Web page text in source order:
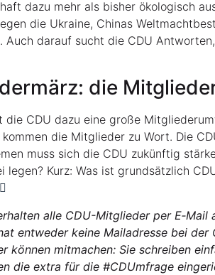
dazu mehr als bis­her öko­lo­gisch
die Ukrai­ne, Chi­nas
dar­auf sucht die CDU
die
CDU dazu eine gro­ße
die Mit­glie­der zu Wort. Die
muss sich die CDU zukünf­tig
Kurz: Was ist grund­sätz­lich
alle CDU-Mit­glie­der per E‑Mail
ent­we­der kei­ne Mail­adres­se bei
kön­nen mit­ma­chen: Sie schrei­ben
die extra für die #CDUm­fra­ge